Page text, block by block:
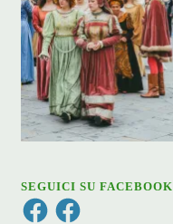
SEGUICI SU FACEBOOK
FacebookFacebook